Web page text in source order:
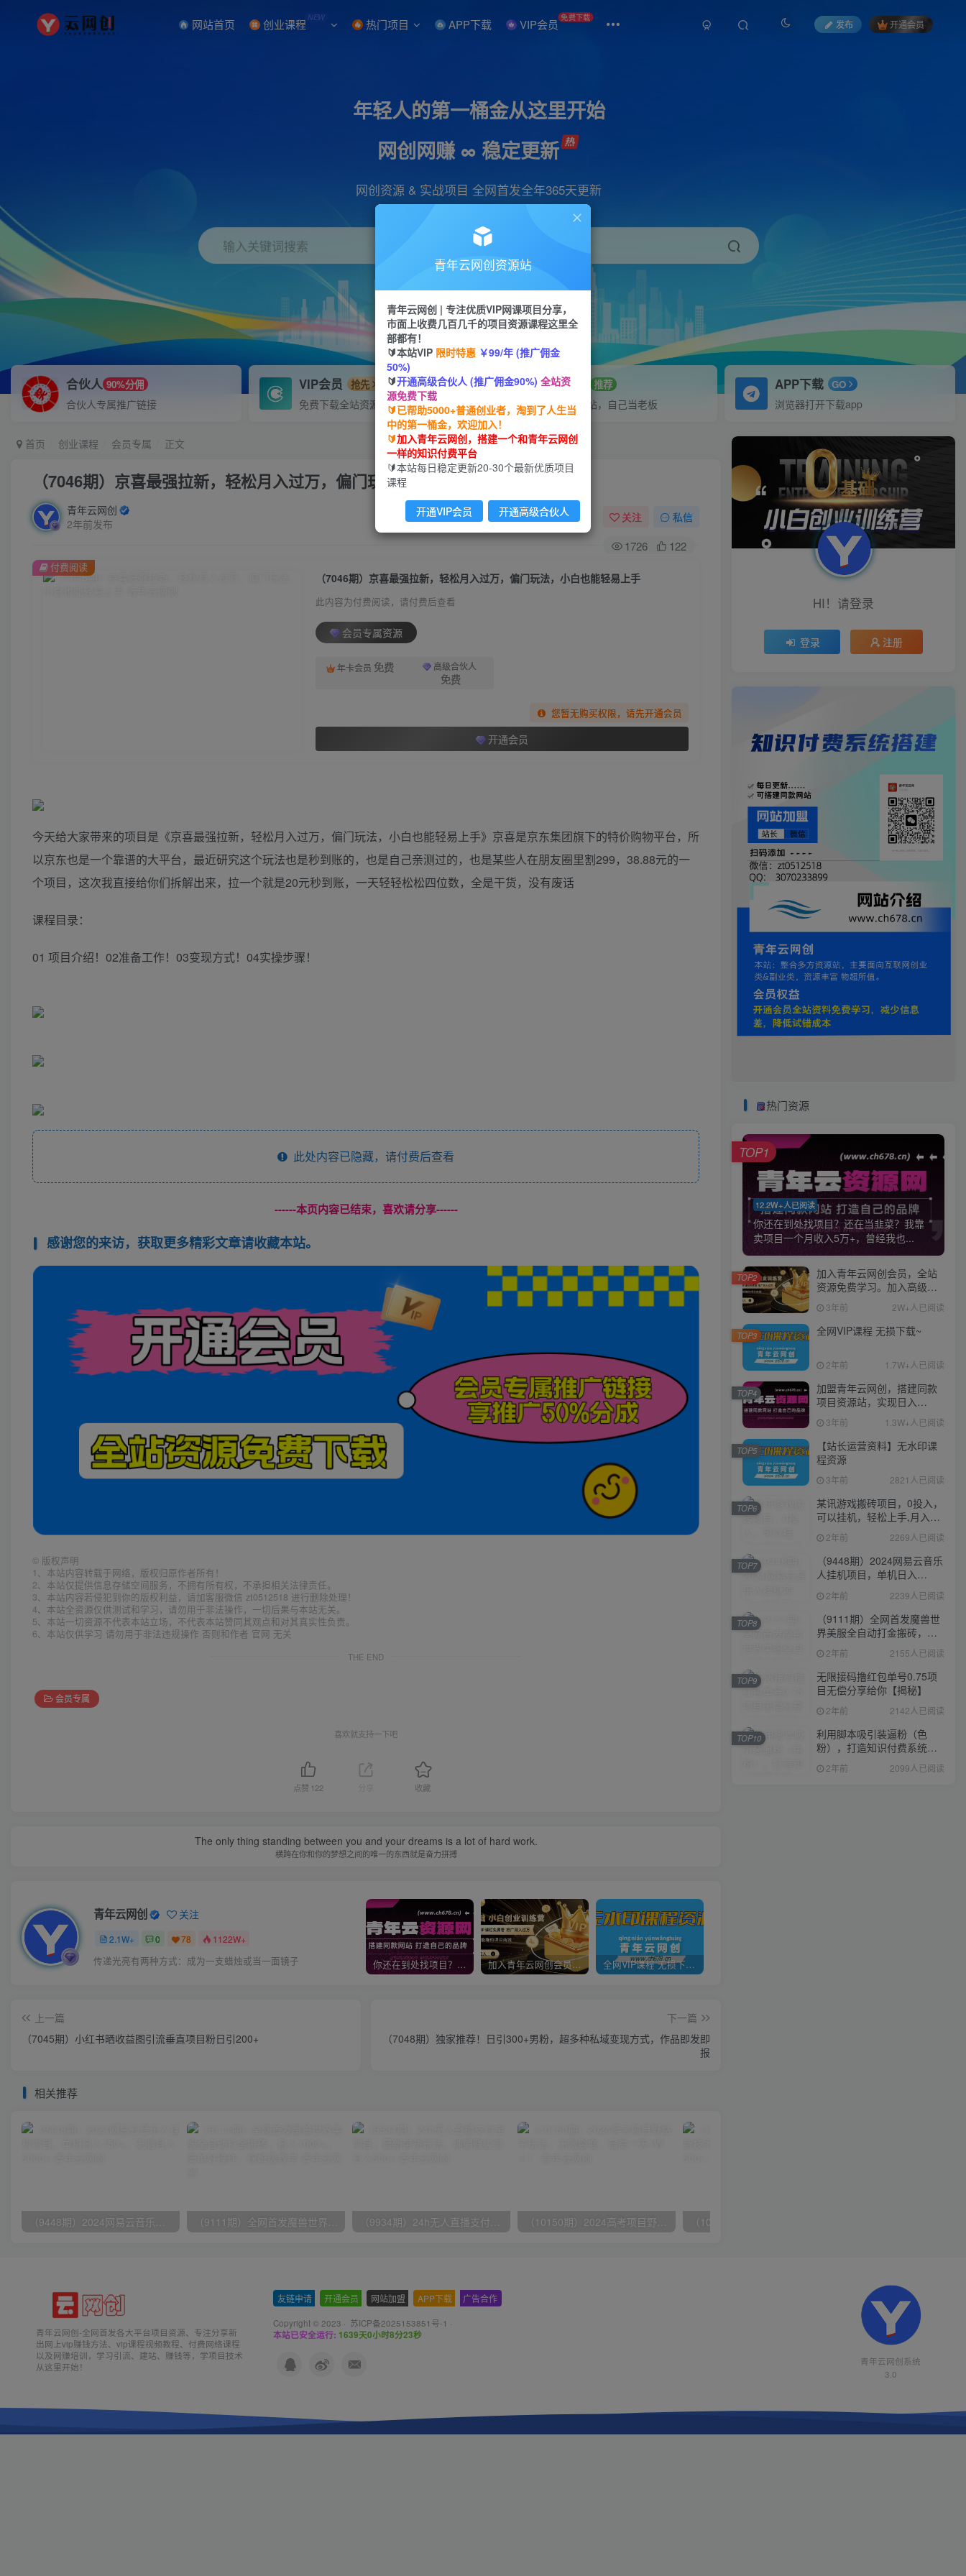
网站首页 创业课程 NEW 热门项目 APP下载 VIP会员 免费下载
发布 开通会员
年轻人的第一桶金从这里开始
网创网赚 ∞ 稳定更新
网创资源 & 实战项目 全网首发全年365天更新
输入关键词搜索
项目 引流 抖音 短视频 剪辑 会员
合伙人 90%分佣
合伙人专属推广链接
VIP会员 抢先
免费下载全站资源
招募站长 推荐
搭建同款网站，自己当老板
APP下载 GO
浏览器打开下载app
首页 创业课程 会员专属 正文
（7046期）京喜最强拉新，轻松月入过万，偏门玩法，小白也能轻易上手
青年云网创
2年前发布
关注 私信
1726 122
（7046期）京喜最强拉新，轻松月入过万，偏门玩法，小白也能轻易上手
此内容为付费阅读，请付费后查看
会员专属资源
年卡会员 免费 高级合伙人
免费
您暂无购买权限，请先开通会员
开通会员
付费阅读
今天给大家带来的项目是《京喜最强拉新，轻松月入过万，偏门玩法，小白也能轻易上手》京喜是京东集团旗下的特价购物平台，所
以京东也是一个靠谱的大平台，最近研究这个玩法也是秒到账的，也是自己亲测过的，也是某些人在朋友圈里割299，38.88元的一
个项目，这次我直接给你们拆解出来，拉一个就是20元秒到账，一天轻轻松松四位数，全是干货，没有废话
课程目录：
01 项目介绍！02准备工作！03变现方式！04实操步骤！
此处内容已隐藏，请付费后查看
------本页内容已结束，喜欢请分享------
感谢您的来访，获取更多精彩文章请收藏本站。
© 版权声明
1、本站内容转载于网络，版权归原作者所有！
2、本站仅提供信息存储空间服务，不拥有所有权，不承担相关法律责任。
3、本站内容若侵犯到你的版权利益，请加客服微信 zt0512518 进行删除处理！
4、本站全资源仅供测试和学习，请勿用于非法操作，一切后果与本站无关。
5、本站一切资源不代表本站立场，不代表本站赞同其观点和对其真实性负责。
6、本站仅供学习 请勿用于非法违规操作 否则和作者 官网 无关
THE END
会员专属
喜欢就支持一下吧
点赞 122 收藏
The only thing standing between you and your dreams is a lot of hard work.
横跨在你和你的梦想之间的唯一的东西就是奋力拼搏
青年云网创 关注
2.1W+ 0 78 1122W+
传递光亮有两种方式：成为一支蜡烛或当一面镜子 你还在到处找项目？还在当韭菜？我靠卖项目一个月收入5万+，曾经我也是个失败者。 加入青年云网创会员，全站资源免费学习。加入高级合伙人，推广日入1000+ 全网VIP课程 无损下载~
上一篇
（7045期）小红书晒收益图引流垂直项目粉日引200+
下一篇
（7048期）独家推荐！日引300+男粉，超多种私域变现方式，作品即发即
报
相关推荐
（9448期）2024网易云音乐人挂机项目，单机日入150+，无脑月入5000+ （9111期）全网首发魔兽世界美服全自动打金搬砖，日入1000+，简单好操作，保姆级教学 （9934期）24h无人直播支付宝项目，最新带货玩法，纯躺赚实测日入500+ （10150期）2024高考项目野路子玩法，无限裂变，最高一天1W＋！
HI！请登录
登录 注册
热门资源
12.2W+人已阅读
你还在到处找项目？还在当韭菜？我靠
卖项目一个月收入5万+，曾经我也...
TOP1
加入青年云网创会员，全站
资源免费学习。加入高级合
伙人，推广日入1000+
3年前 2W+人已阅读
TOP2
全网VIP课程 无损下载~
2年前 1.7W+人已阅读
TOP3
加盟青年云网创，搭建同款
项目资源站，实现日入
2000+
3年前 1.3W+人已阅读
TOP4
【站长运营资料】无水印课
程资源
3年前 2821人已阅读
TOP5
某讯游戏搬砖项目，0投入，
可以挂机，轻松上手,月入
3000+上不封顶
2年前 2269人已阅读
TOP6
（9448期）2024网易云音乐
人挂机项目，单机日入
150+，无脑月入5000+
2年前 2239人已阅读
TOP7
（9111期）全网首发魔兽世
界美服全自动打金搬砖，日
入1000+，简单好操作，保
姆级教学
2年前 2155人已阅读
TOP8
无限接码撸红包单号0.75项
目无偿分享给你【揭秘】
2年前 2142人已阅读
TOP9
利用脚本吸引装逼粉（色
粉），打造知识付费系统，
附388元美女写真项目
2年前 2099人已阅读
TOP10
青年云网创-全网首发各大平台项目资源、专注分享新
出网上vip赚钱方法、vip课程视频教程、付费网络课程
以及网赚培训，学习引流、建站、赚钱等，学项目技术
从这里开始！
友链申请 开通会员 网站加盟 APP下载 广告合作
Copyright © 2023 · 苏ICP备2025153851号-1 ·
本站已安全运行: 1639天0小时8分25秒
青年云网创系统
3.0
青年云网创资源站
青年云网创 | 专注优质VIP网课项目分享，
市面上收费几百几千的项目资源课程这里全
部都有！
🔰本站VIP 限时特惠 ￥99/年 (推广佣金
50%)
🔰开通高级合伙人 (推广佣金90%) 全站资
源免费下载
🔰已帮助5000+普通创业者，淘到了人生当
中的第一桶金，欢迎加入！
🔰加入青年云网创，搭建一个和青年云网创
一样的知识付费平台
🔰本站每日稳定更新20-30个最新优质项目
课程
开通VIP会员 开通高级合伙人